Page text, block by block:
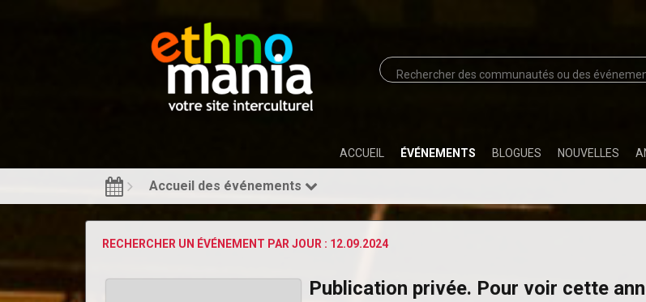
ACCUEIL ÉVÉNEMENTS BLOGUES NOUVELLES
Accueil des événements
RECHERCHER UN ÉVÉNEMENT PAR JOUR : 12.09.2024
Publication privée. Pour voir cette